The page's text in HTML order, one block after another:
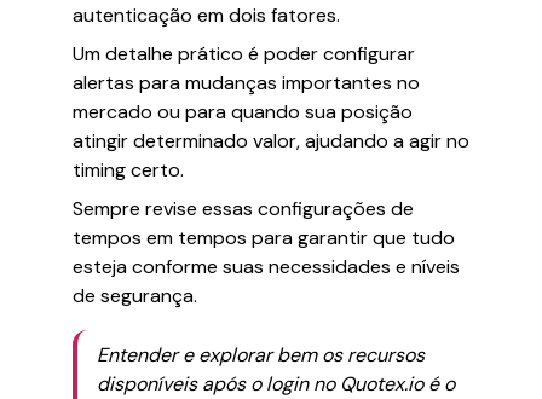
autenticação em dois fatores.
Um detalhe prático é poder configurar
alertas para mudanças importantes no
mercado ou para quando sua posição
atingir determinado valor, ajudando a agir no
timing certo.
Sempre revise essas configurações de
tempos em tempos para garantir que tudo
esteja conforme suas necessidades e níveis
de segurança.
Entender e explorar bem os recursos
disponíveis após o login no Quotex.io é o